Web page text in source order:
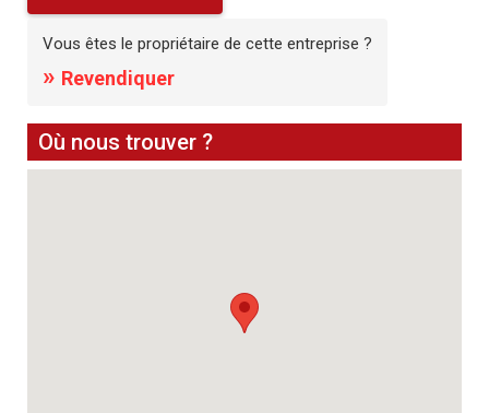
Vous êtes le propriétaire de cette entreprise ?
» Revendiquer
Où nous trouver ?